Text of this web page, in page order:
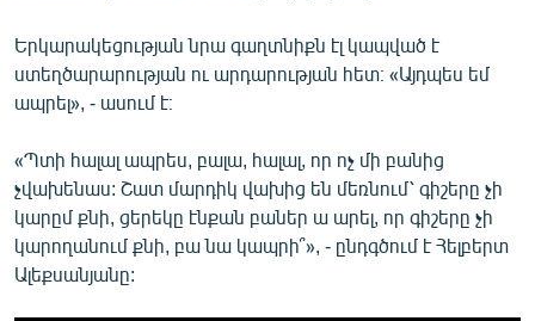
Երկարակեցության նրա գաղտնիքն էլ կապված է
ստեղծարարության ու արդարության հետ։ «Այդպես եմ
ապրել», - ասում է։
«Պտի հալալ ապրես, բալա, հալալ, որ ոչ մի բանից
չվախենաս: Շատ մարդիկ վախից են մեռնում՝ գիշերը չի
կարըմ քնի, ցերեկը էնքան բաներ ա արել, որ գիշերը չի
կարողանում քնի, բա նա կապրի՞», - ընդգծում է Հելբերտ
Ալեքսանյանը: